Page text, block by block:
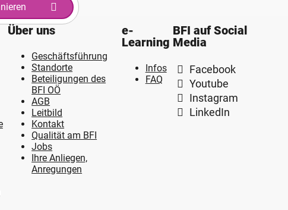
Über uns
Geschäftsführung
Standorte
Beteiligungen des
BFI OÖ
AGB
Leitbild
Kontakt
Qualität am BFI
Jobs
Ihre Anliegen,
Anregungen
e-
Learning
Infos
FAQ
BFI auf Social
Media
Facebook
Youtube
Instagram
LinkedIn